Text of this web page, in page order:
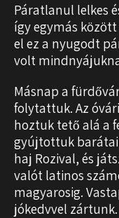
Páratlanul lelkes
így egymás
el ez a nyugodt
volt
Másnap a
folytattuk. Az
hoztuk tető alá a
gyújtottuk
haj Rozival, és
valót latinos
magyarosig.
jókedvvel zártunk.